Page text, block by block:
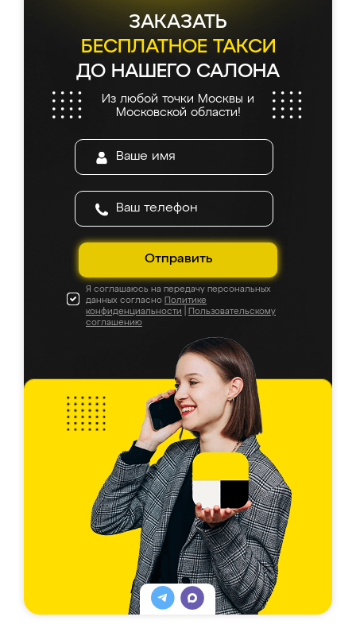
ЗАКАЗАТЬ
БЕСПЛАТНОЕ ТАКСИ
ДО НАШЕГО САЛОНА
Из любой точки Москвы и
Московской области!
Отправить
Я соглашаюсь на передачу персональных
данных согласно Политике
конфиденциальности
Пользовательскому
соглашению